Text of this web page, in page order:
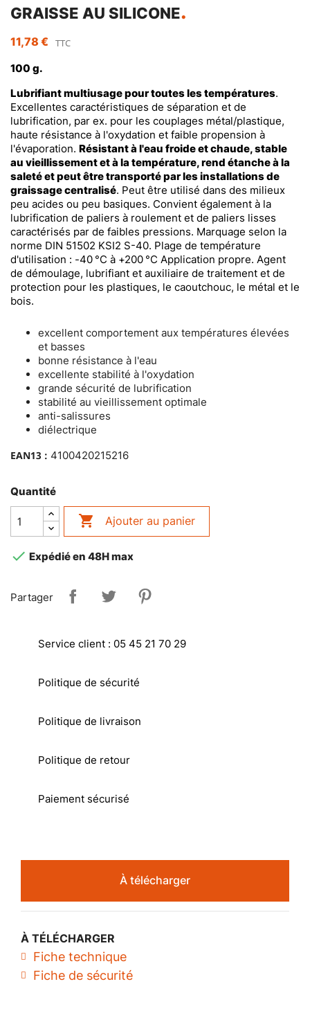
GRAISSE AU SILICONE
11,78 € TTC
100 g.
Lubrifiant multiusage pour toutes les températures.
Excellentes caractéristiques de séparation et de
lubrification, par ex. pour les couplages métal/plastique,
haute résistance à l'oxydation et faible propension à
l'évaporation. Résistant à l'eau froide et chaude, stable
au vieillissement et à la température, rend étanche à la
saleté et peut être transporté par les installations de
graissage centralisé. Peut être utilisé dans des milieux
peu acides ou peu basiques. Convient également à la
lubrification de paliers à roulement et de paliers lisses
caractérisés par de faibles pressions. Marquage selon la
norme DIN 51502 KSI2 S-40. Plage de température
d'utilisation : -40 °C à +200 °C Application propre. Agent
de démoulage, lubrifiant et auxiliaire de traitement et de
protection pour les plastiques, le caoutchouc, le métal et le
bois.
excellent comportement aux températures élevées
et basses
bonne résistance à l'eau
excellente stabilité à l'oxydation
grande sécurité de lubrification
stabilité au vieillissement optimale
anti-salissures
diélectrique
EAN13 : 4100420215216
Quantité
 Ajouter au panier
 Expédié en 48H max
Partager
Service client : 05 45 21 70 29
Politique de sécurité
Politique de livraison
Politique de retour
Paiement sécurisé
À télécharger
À TÉLÉCHARGER
Fiche technique
Fiche de sécurité